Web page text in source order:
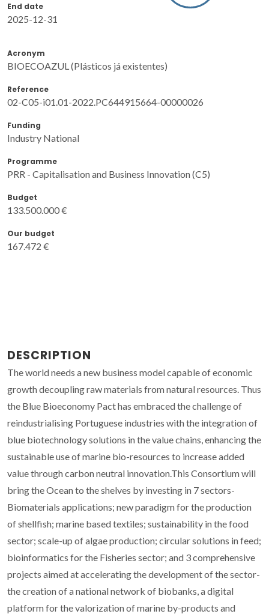
End date
2025-12-31
Acronym
BIOECOAZUL (Plásticos já existentes)
Reference
02-C05-i01.01-2022.PC644915664-00000026
Funding
Industry National
Programme
PRR - Capitalisation and Business Innovation (C5)
Budget
133.500.000 €
Our budget
167.472 €
DESCRIPTION
The world needs a new business model capable of economic
growth decoupling raw materials from natural resources. Thus
the Blue Bioeconomy Pact has embraced the challenge of
reindustrialising Portuguese industries with the integration of
blue biotechnology solutions in the value chains, enhancing the
sustainable use of marine bio-resources to increase added
value through carbon neutral innovation.This Consortium will
bring the Ocean to the shelves by investing in 7 sectors-
Biomaterials applications; new paradigm for the production
of shellfish; marine based textiles; sustainability in the food
sector; scale-up of algae production; circular solutions in feed;
bioinformatics for the Fisheries sector; and 3 comprehensive
projects aimed at accelerating the development of the sector-
the creation of a national network of biobanks, a digital
platform for the valorization of marine by-products and